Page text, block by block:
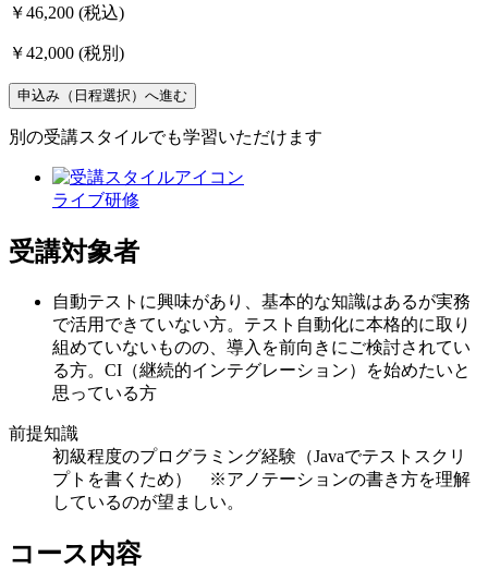
￥46,200 (税込)
￥42,000 (税別)
申込み（日程選択）へ進む
別の受講スタイルでも学習いただけます
ライブ研修
受講対象者
自動テストに興味があり、基本的な知識はあるが実務
で活用できていない方。テスト自動化に本格的に取り
組めていないものの、導入を前向きにご検討されてい
る方。CI（継続的インテグレーション）を始めたいと
思っている方
前提知識
初級程度のプログラミング経験（Javaでテストスクリ
プトを書くため） ※アノテーションの書き方を理解
しているのが望ましい。
コース内容